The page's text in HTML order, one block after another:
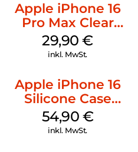
Apple iPhone 16
Pro Max Clear
Case MagSafe
Transparent
29,90€
inkl. MwSt.
Apple iPhone 16
Silicone Case
MagSafe Lake
Green
54,90 €
inkl. MwSt.